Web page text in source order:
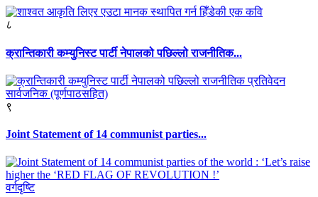
८
क्रान्तिकारी कम्युनिस्ट पार्टी नेपालको पछिल्लो राजनीतिक...
९
Joint Statement of 14 communist parties...
वर्गदृष्टि